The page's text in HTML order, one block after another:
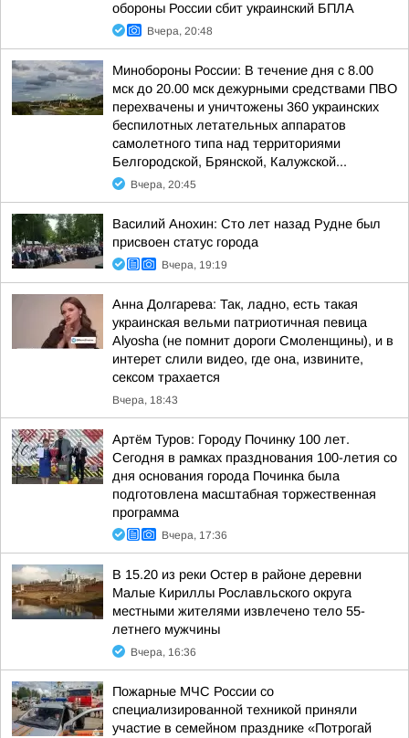
обороны России сбит украинский БПЛА
Вчера, 20:48
Минобороны России: В течение дня с 8.00
мск до 20.00 мск дежурными средствами ПВО
перехвачены и уничтожены 360 украинских
беспилотных летательных аппаратов
самолетного типа над территориями
Белгородской, Брянской, Калужской...
Вчера, 20:45
Василий Анохин: Сто лет назад Рудне был
присвоен статус города
Вчера, 19:19
Анна Долгарева: Так, ладно, есть такая
украинская вельми патриотичная певица
Alyosha (не помнит дороги Смоленщины), и в
интерет слили видео, где она, извините,
сексом трахается
Вчера, 18:43
Артём Туров: Городу Починку 100 лет.
Сегодня в рамках празднования 100-летия со
дня основания города Починка была
подготовлена масштабная торжественная
программа
Вчера, 17:36
В 15.20 из реки Остер в районе деревни
Малые Кириллы Рославльского округа
местными жителями извлечено тело 55-
летнего мужчины
Вчера, 16:36
Пожарные МЧС России со
специализированной техникой приняли
участие в семейном празднике «Потрогай